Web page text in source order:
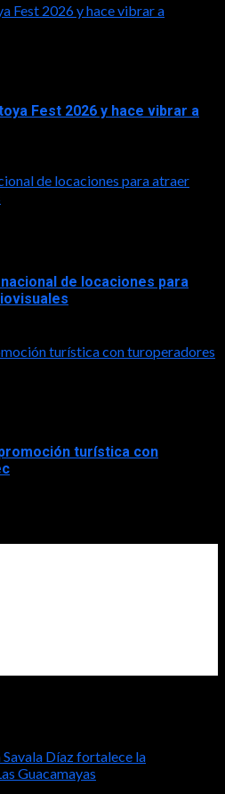
Fest 2026 y hace vibrar a
Fest 2026 y hace vibrar a
de locaciones para atraer
de locaciones para
turística con turoperadores
turística con
Díaz fortalece la
Guacamayas